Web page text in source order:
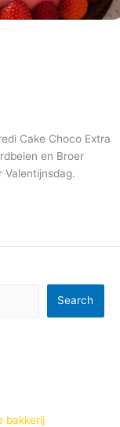
Cake Choco Extra
en Broer
Valentijnsdag.
Search
bakkerij